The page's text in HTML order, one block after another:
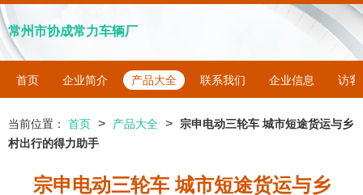
常州市协成常力车辆厂
首页 企业简介 产品大全 联系我们 企业信息 访客
当前位置： 首页 > 产品大全 >
宗申电动三轮车 城市短途货运与乡
村出行的得力助手
宗申电动三轮车 城市短途货运与乡